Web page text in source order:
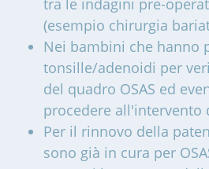
tra le indagini pre-
(esempio chirurgia
Nei bambini che hanno
tonsille/adenoidi per
del quadro OSAS ed
procedere all'intervento
Per il rinnovo della
sono già in cura per